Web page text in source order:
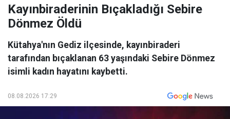
Kayınbiraderinin Bıçakladığı Sebire
Dönmez Öldü
Kütahya'nın Gediz ilçesinde, kayınbiraderi
tarafından bıçaklanan 63 yaşındaki Sebire Dönmez
isimli kadın hayatını kaybetti.
08.08.2026 17:29